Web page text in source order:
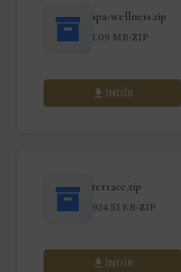
spa-wellness.zip
1.09 MB· ZIP
İNDIR
terrace.zip
924.51 KB· ZIP
İNDIR